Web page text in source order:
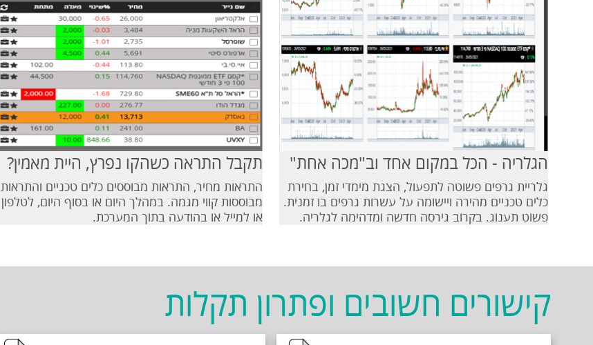
הגלריה - הכל במקום אחד וב"מכה אחת"
גלריית גרפים פשוטה לתפעול, הצגת מימדי זמן, בחירת
כלים טכניים מהירה ויישומה על עשרות גרפים בו זמנית.
פשוט תענוג. בקרוב גירסה חדשה ומדהימה לגלריה.
תקבל התראה כשהקו נפרץ, היית מאמין?
התראות מחיר, התראות מבוססים כלים טכניים והתראות
מבוססות קווי מגמה. במהלך היום או בסוף היום, לטלפון
או למייל או בהודעה בתוך המערכת.
קישורים חשובים ופתרון תקלות